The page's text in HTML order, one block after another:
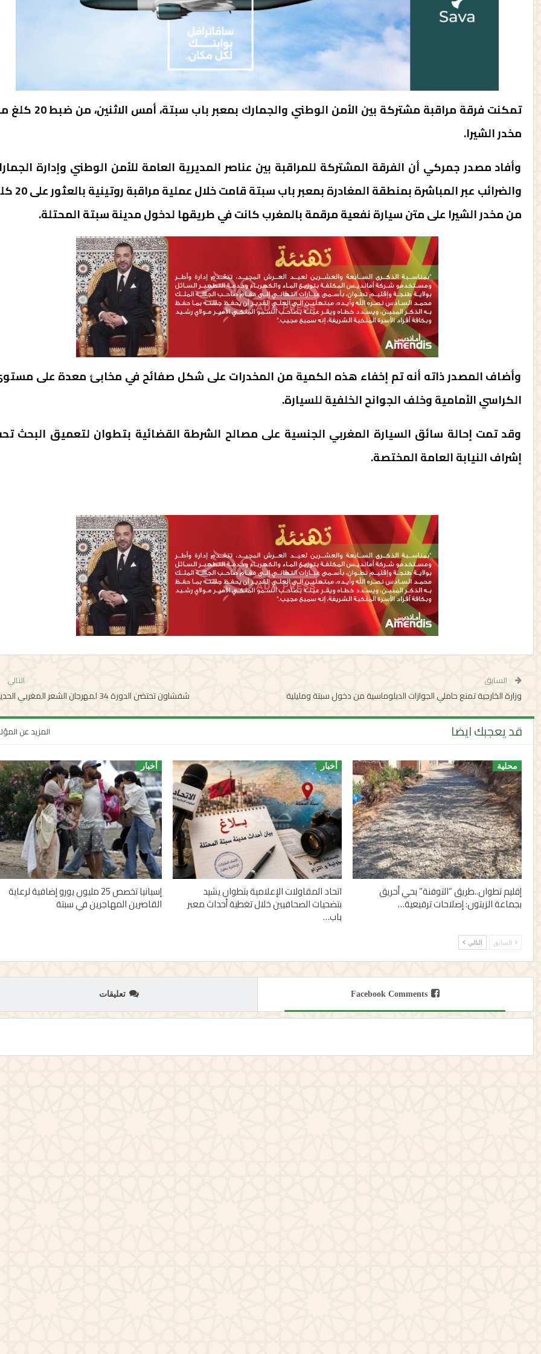
تمكنت فرقة مراقبة مشتركة بين الأمن الوطني والجمارك بمعبر باب سبتة،
مخدر الشيرا.
وأفاد مصدر جمركي أن الفرقة المشتركة للمراقبة بين عناصر المديرية العامة للأمن الوطني وإدارة
والضرائب عبر المباشرة بمنطقة المغادرة بمعبر
من مخدر الشيرا على متن سيارة نفعية مرقمة بالمغرب كانت في طريقها لدخول مدينة سبتة المحتلة.
وأضاف المصدر ذاته أنه تم إخفاء هذه الكمية من المخدرات على شكل صفائح في مخابئ معدة على
الكراسي الأمامية وخلف الجوانح الخلفية للسيارة.
وقد تمت إحالة سائق السيارة المغربي الجنسية على مصالح الشرطة القضائية بتطوان لتعميق البحث
إشراف النيابة العامة المختصة.
السابق
وزارة الخارجية تمنع حاملي الجوازات الدبلوماسية من دخول سبتة ومليلية
التالي
شفشاون تحتضن الدورة 34 لمهرجان الشعر المغربي الحديث
قد يعجبك ايضا المزيد عن
محلية
إقليم تطوان..طريق “التوفنة” بحي أحريق
بجماعة الزيتون: إصلاحات ترقيعية…
أخبار
اتحاد المقاولات الإعلامية بتطوان يشيد
بتضحيات الصحافيين خلال تغطية أحداث معبر
باب…
أخبار
إسبانيا تخصص 25 مليون يورو إضافية لرعاية
القاصرين المهاجرين في سبتة
السابق التالي
Facebook Comments تعليقات